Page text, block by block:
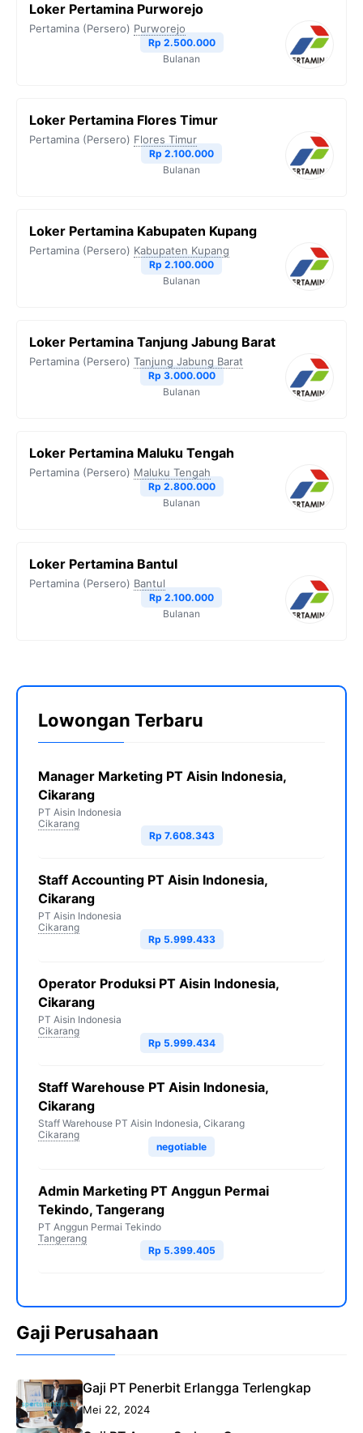
Loker Pertamina Purworejo
Pertamina (Persero) Purworejo
Rp 2.500.000
Bulanan
Loker Pertamina Flores Timur
Pertamina (Persero) Flores Timur
Rp 2.100.000
Bulanan
Loker Pertamina Kabupaten Kupang
Pertamina (Persero) Kabupaten Kupang
Rp 2.100.000
Bulanan
Loker Pertamina Tanjung Jabung Barat
Pertamina (Persero) Tanjung Jabung Barat
Rp 3.000.000
Bulanan
Loker Pertamina Maluku Tengah
Pertamina (Persero) Maluku Tengah
Rp 2.800.000
Bulanan
Loker Pertamina Bantul
Pertamina (Persero) Bantul
Rp 2.100.000
Bulanan
Lowongan Terbaru
Manager Marketing PT Aisin Indonesia,
Cikarang
PT Aisin Indonesia
Cikarang
Rp 7.608.343
Staff Accounting PT Aisin Indonesia,
Cikarang
PT Aisin Indonesia
Cikarang
Rp 5.999.433
Operator Produksi PT Aisin Indonesia,
Cikarang
PT Aisin Indonesia
Cikarang
Rp 5.999.434
Staff Warehouse PT Aisin Indonesia,
Cikarang
Staff Warehouse PT Aisin Indonesia, Cikarang
Cikarang
negotiable
Admin Marketing PT Anggun Permai
Tekindo, Tangerang
PT Anggun Permai Tekindo
Tangerang
Rp 5.399.405
Gaji Perusahaan
Gaji PT Penerbit Erlangga Terlengkap
Mei 22, 2024